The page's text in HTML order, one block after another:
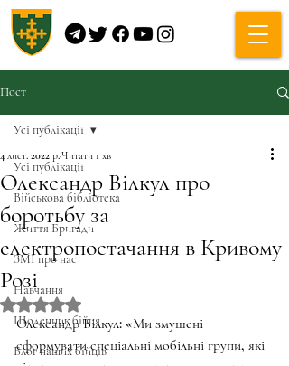
Пост
Усі публікації
Військова бібліотека
Життя Бригади
ЗМІ про нас
Навчання
Щоденник бійця
Блог наших бійців
Усі публікації
Олександр Вілкул про
боротьбу за
електропостачання в Кривому
Розі
4 лист. 2022 р.Читати 1 хв
Оцінка: NaN з 5 зірок.
Олександр Вілкул: «Ми змушені
сформувати спеціальні мобільні групи, які